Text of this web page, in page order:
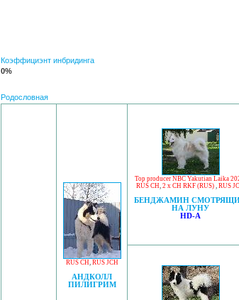
Коэффициэнт инбридинга
0%
Родословная
RUS CH, RUS JCH
АНДКОЛЛ
ПИЛИГРИМ
Top producer NBC Yakutian Laika
RUS CH, 2 x CH RKF (RUS) , RUS
БЕНДЖАМИН
НА ЛУНУ
HD-A